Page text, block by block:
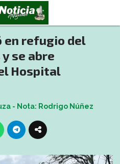
refugio del
se abre
Hospital
- Nota: Rodrigo Núñez